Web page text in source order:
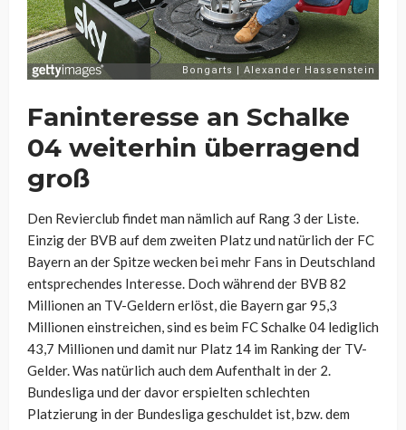
Faninteresse an Schalke
04 weiterhin überragend
groß
Den Revierclub findet man nämlich auf Rang 3 der Liste.
Einzig der BVB auf dem zweiten Platz und natürlich der FC
Bayern an der Spitze wecken bei mehr Fans in Deutschland
entsprechendes Interesse. Doch während der BVB 82
Millionen an TV-Geldern erlöst, die Bayern gar 95,3
Millionen einstreichen, sind es beim FC Schalke 04 lediglich
43,7 Millionen und damit nur Platz 14 im Ranking der TV-
Gelder. Was natürlich auch dem Aufenthalt in der 2.
Bundesliga und der davor erspielten schlechten
Platzierung in der Bundesliga geschuldet ist, bzw. dem